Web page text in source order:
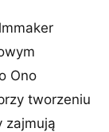
Ono
tworzeniu
zajmują